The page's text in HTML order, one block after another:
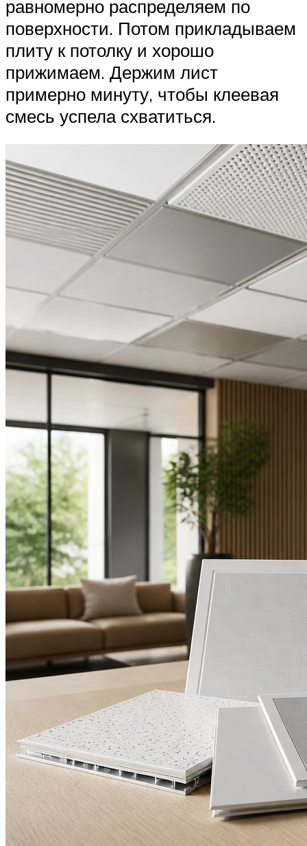
равномерно распределяем по
поверхности. Потом прикладываем
плиту к потолку и хорошо
прижимаем. Держим лист
примерно минуту, чтобы клеевая
смесь успела схватиться.